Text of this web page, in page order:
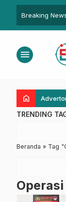
Breaking
Duka dengan
Junda:
menu
home
TRENDING
Beranda » Tag